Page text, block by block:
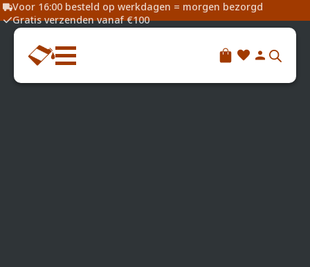
Voor 16:00 besteld op werkdagen = morgen bezorgd
Gratis verzenden vanaf €100